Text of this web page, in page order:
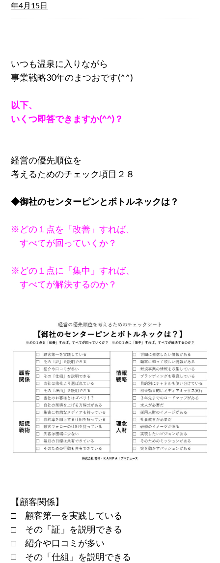
年4月15日
いつも温泉に入りながら
事業戦略30年のまつおです(^^)
以下、
いくつ即答できますか(^^)？
経営の優先順位を
考えるためのチェック項目２８
◆御社のセンターピンとボトルネックは？
※どの１点を「改善」すれば、
すべてが回っていくか？
※どの１点に「集中」すれば、
すべてが解決するのか？
【顧客関係】
□ 顧客第一を実践している
□ その「証」を説明できる
□ 紹介や口コミが多い
□ その「仕組」を説明できる